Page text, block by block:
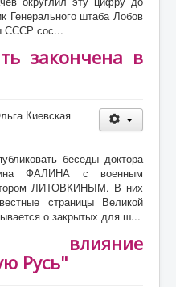
Генерального штаба Лобов
СССР сос...
закончена в
Киевская
беседы доктора
ФАЛИНА с военным
ЛИТОВКИНЫМ. В них
страницы Великой
о закрытых для ш...
влияние
Русь"